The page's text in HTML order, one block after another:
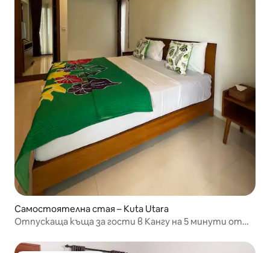
Самостоятелна стая – Kuta Utara
Отпускаща къща за гости в Кангу на 5 минути от